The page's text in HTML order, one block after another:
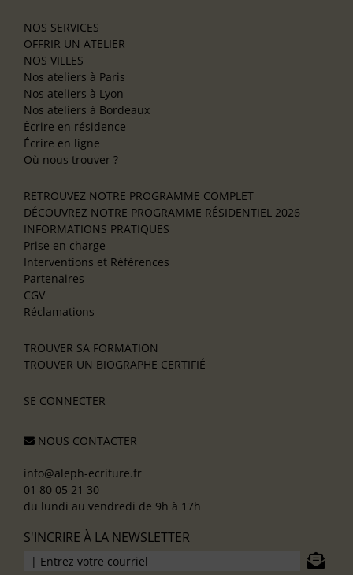
NOS SERVICES
OFFRIR UN ATELIER
NOS VILLES
Nos ateliers à Paris
Nos ateliers à Lyon
Nos ateliers à Bordeaux
Écrire en résidence
Écrire en ligne
Où nous trouver ?
RETROUVEZ NOTRE PROGRAMME COMPLET
DÉCOUVREZ NOTRE PROGRAMME RÉSIDENTIEL 2026
INFORMATIONS PRATIQUES
Prise en charge
Interventions et Références
Partenaires
CGV
Réclamations
TROUVER SA FORMATION
TROUVER UN BIOGRAPHE CERTIFIÉ
SE CONNECTER
NOUS CONTACTER
info@aleph-ecriture.fr
01 80 05 21 30
du lundi au vendredi de 9h à 17h
S'INCRIRE À LA NEWSLETTER